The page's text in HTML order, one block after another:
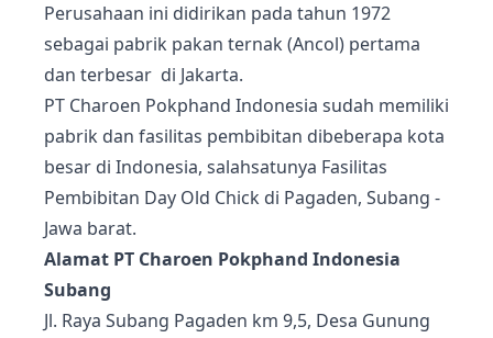
Perusahaan ini didirikan pada tahun 1972
sebagai pabrik pakan ternak (Ancol) pertama
dan terbesar di Jakarta.
PT Charoen Pokphand Indonesia sudah memiliki
pabrik dan fasilitas pembibitan dibeberapa kota
besar di Indonesia, salahsatunya Fasilitas
Pembibitan Day Old Chick di Pagaden, Subang -
Jawa barat.
Alamat PT Charoen Pokphand Indonesia
Subang
Jl. Raya Subang Pagaden km 9,5, Desa Gunung